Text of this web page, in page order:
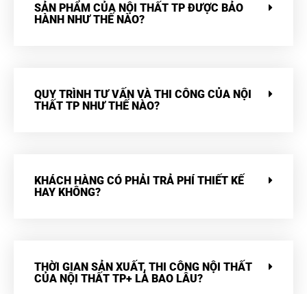
SẢN PHẨM CỦA NỘI THẤT TP ĐƯỢC BẢO
HÀNH NHƯ THẾ NÀO?
QUY TRÌNH TƯ VẤN VÀ THI CÔNG CỦA NỘI
THẤT TP NHƯ THẾ NÀO?
KHÁCH HÀNG CÓ PHẢI TRẢ PHÍ THIẾT KẾ
HAY KHÔNG?
THỜI GIAN SẢN XUẤT, THI CÔNG NỘI THẤT
CỦA NỘI THẤT TP+ LÀ BAO LÂU?